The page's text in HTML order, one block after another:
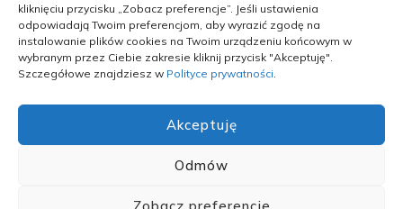
kliknięciu przycisku „Zobacz preferencje”. Jeśli ustawienia
odpowiadają Twoim preferencjom, aby wyrazić zgodę na
instalowanie plików cookies na Twoim urządzeniu końcowym w
wybranym przez Ciebie zakresie kliknij przycisk "Akceptuję".
Szczegółowe znajdziesz w Polityce prywatności.
Akceptuję
Odmów
Zobacz preferencje
26/04/2023
POLITYKA PLIKÓW COOKIES (EU)